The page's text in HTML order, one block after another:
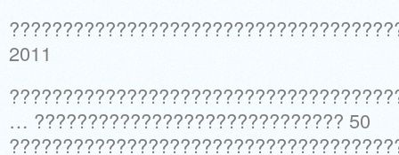
2011
… ????????????????????????????? 50